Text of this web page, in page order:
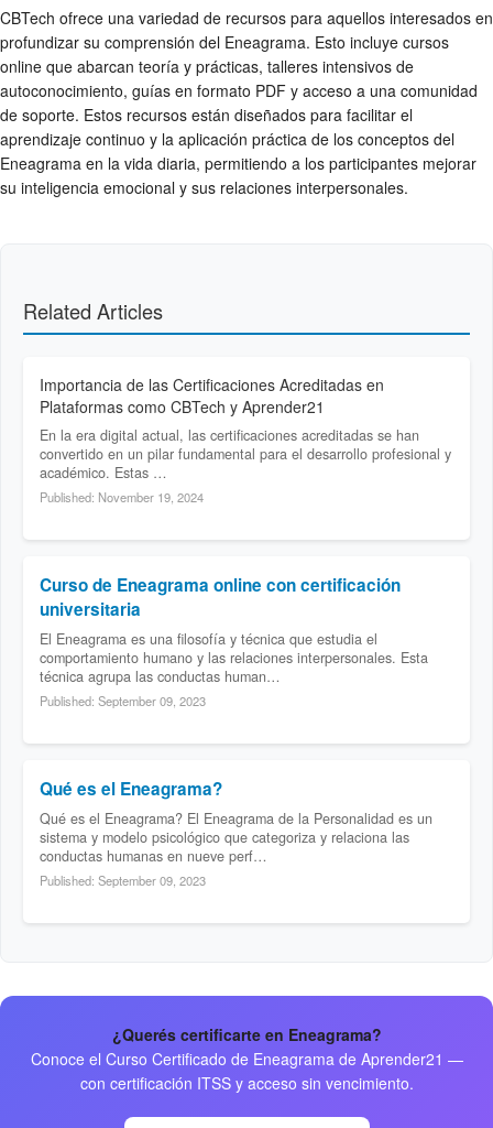
CBTech ofrece una variedad de recursos para aquellos interesados en
profundizar su comprensión del Eneagrama. Esto incluye cursos
online que abarcan teoría y prácticas, talleres intensivos de
autoconocimiento, guías en formato PDF y acceso a una comunidad
de soporte. Estos recursos están diseñados para facilitar el
aprendizaje continuo y la aplicación práctica de los conceptos del
Eneagrama en la vida diaria, permitiendo a los participantes mejorar
su inteligencia emocional y sus relaciones interpersonales.
Related Articles
Importancia de las Certificaciones Acreditadas en
Plataformas como CBTech y Aprender21
En la era digital actual, las certificaciones acreditadas se han
convertido en un pilar fundamental para el desarrollo profesional y
académico. Estas …
Published: November 19, 2024
Curso de Eneagrama online con certificación
universitaria
El Eneagrama es una filosofía y técnica que estudia el
comportamiento humano y las relaciones interpersonales. Esta
técnica agrupa las conductas human…
Published: September 09, 2023
Qué es el Eneagrama?
Qué es el Eneagrama? El Eneagrama de la Personalidad es un
sistema y modelo psicológico que categoriza y relaciona las
conductas humanas en nueve perf…
Published: September 09, 2023
¿Querés certificarte en Eneagrama?
Conoce el Curso Certificado de Eneagramade Aprender21 —
con certificación ITSS y acceso sin vencimiento.